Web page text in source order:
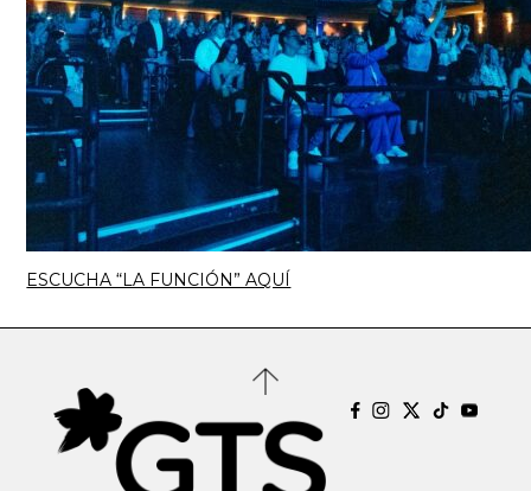
ESCUCHA “LA FUNCIÓN” AQUÍ